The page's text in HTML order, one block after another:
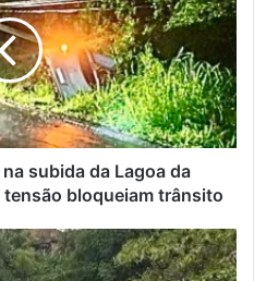
subida da Lagoa da
tensão bloqueiam trânsito